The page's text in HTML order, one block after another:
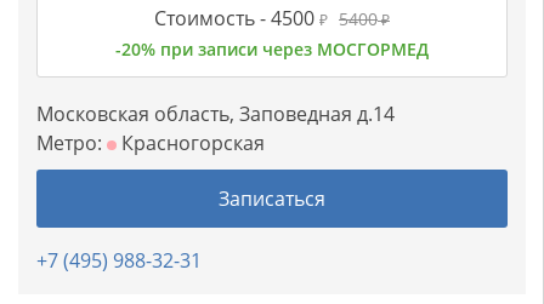
Стоимость -4500 ₽ 5400₽
-20% при записи через МОСГОРМЕД
Московская область, Заповедная д.14
Метро:
Красногорская
Записаться
+7 (495) 988-32-31